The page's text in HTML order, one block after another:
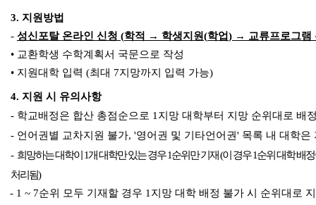
3. 지원방법
- 성신포탈 온라인 신청 (학적 → 학생지원(학업) → 교류프로그램
• 교환학생 수학계획서 국문으로 작성
• 지원대학 입력 (최대 7지망까지 입력 가능)
4. 지원 시 유의사항
- 학교배정은 합산 총점순으로 1 지망 대학부터 지망 순위대로 배
- 언어권별 교차지원 불가, '영어권 및 기타언어권' 목록 내 대학은
- 희망하는 대학이 1개 대학만 있는 경우1순위만 기재(이 경우1순위 대학 배
처리됨)
- 1 ~ 7순위 모두 기재할 경우 1 지망 대학 배정 불가 시 순위대로